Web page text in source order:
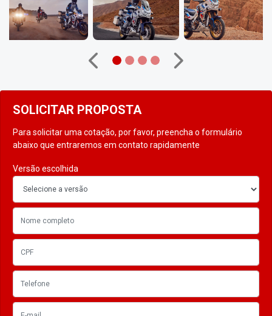
SOLICITAR PROPOSTA
Para solicitar uma cotação, por favor, preencha o formulário
abaixo que entraremos em contato rapidamente
Versão escolhida
Anterior Próximo